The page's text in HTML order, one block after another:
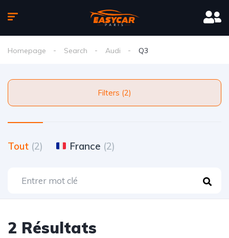
Homepage Search Audi Q3
Filters (2)
Tout (2) France (2)
2 Résultats